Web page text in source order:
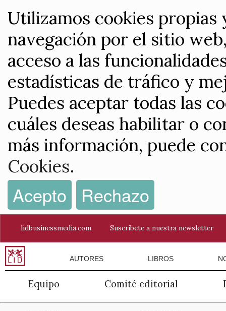
Utilizamos cookies
navegación por el sitio
acceso a las
estadísticas de tráfico y
Puedes aceptar todas las
cuáles deseas habilitar o
más información, puede
Cookies.
Acepto Rechazo
lidbusinessmedia.com Suscríbete a nuestra newsletter
AUTORES LIBROS
Equipo Comité editorial